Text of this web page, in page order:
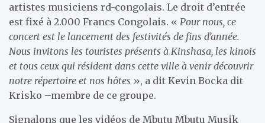
artistes musiciens rd-congolais. Le droit d’entrée
est fixé à 2.000 Francs Congolais. « Pour nous, ce
concert est le lancement des festivités de fins d’année.
Nous invitons les touristes présents à Kinshasa, les kinois
et tous ceux qui résident dans cette ville à venir découvrir
notre répertoire et nos hôtes », a dit Kevin Bocka dit
Krisko –membre de ce groupe.
Signalons que les vidéos de Mbutu Mbutu Musik